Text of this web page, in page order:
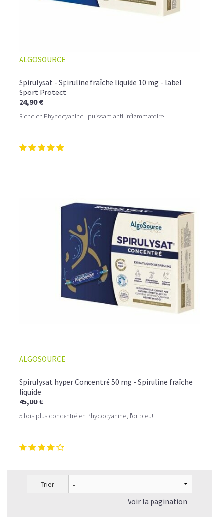
ALGOSOURCE
Spirulysat - Spiruline fraîche liquide 10 mg - label
Sport Protect
24,90 €
Riche en Phycocyanine - puissant anti-inflammatoire
ALGOSOURCE
Spirulysat hyper Concentré 50 mg - Spiruline fraîche
liquide
45,00 €
5 fois plus concentré en Phycocyanine, l'or bleu!
Trier
Voir la pagination